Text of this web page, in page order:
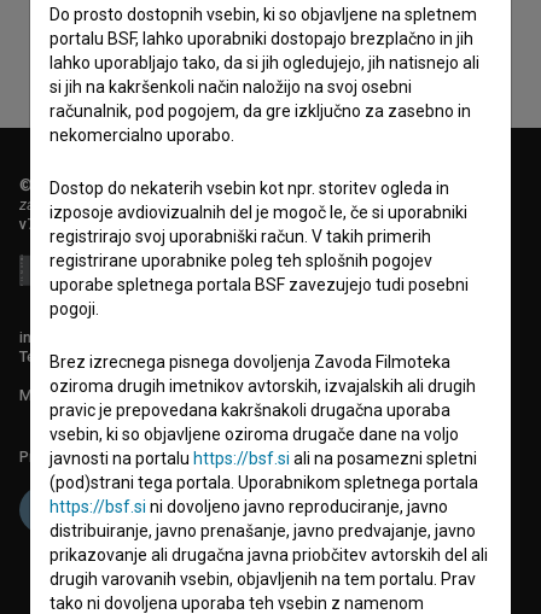
© 2018-2026, Filmoteka,
zavod za širjenje filmske kulture
v7.151.0
info@filmoteka.si
Tehnična pomoč: podpora@bsf.si
Mednarodna številka ISSN 2670-787X
Projekt sofinancira:
Do prosto dostopnih vsebin, ki so objavljene na spletnem
portalu BSF, lahko uporabniki dostopajo brezplačno in jih
lahko uporabljajo tako, da si jih ogledujejo, jih natisnejo ali
si jih na kakršenkoli način naložijo na svoj osebni
računalnik, pod pogojem, da gre izključno za zasebno in
nekomercialno uporabo.
Dostop do nekaterih vsebin kot npr. storitev ogleda in
izposoje avdiovizualnih del je mogoč le, če si uporabniki
registrirajo svoj uporabniški račun. V takih primerih
registrirane uporabnike poleg teh splošnih pogojev
uporabe spletnega portala BSF zavezujejo tudi posebni
pogoji.
Brez izrecnega pisnega dovoljenja Zavoda Filmoteka
oziroma drugih imetnikov avtorskih, izvajalskih ali drugih
pravic je prepovedana kakršnakoli drugačna uporaba
vsebin, ki so objavljene oziroma drugače dane na voljo
javnosti na portalu https://bsf.si ali na posamezni spletni
(pod)strani tega portala. Uporabnikom spletnega portala
https://bsf.si ni dovoljeno javno reproduciranje, javno
distribuiranje, javno prenašanje, javno predvajanje, javno
prikazovanje ali drugačna javna priobčitev avtorskih del ali
drugih varovanih vsebin, objavljenih na tem portalu. Prav
tako ni dovoljena uporaba teh vsebin z namenom